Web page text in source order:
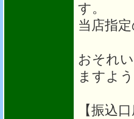
す。
当店指
おそれ
ますよ
【振込